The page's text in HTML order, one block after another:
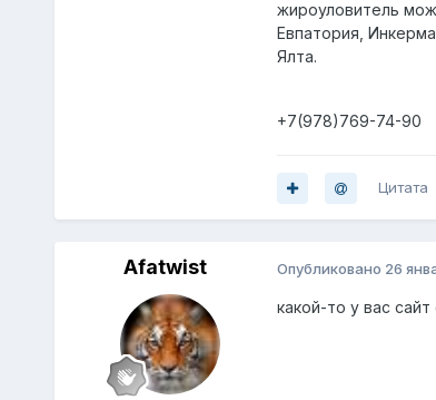
жироуловитель
Евпатория,
Ялта.
+7(978)769-74-90
Цитата
Afatwist Опубликовано 26
какой-то у вас